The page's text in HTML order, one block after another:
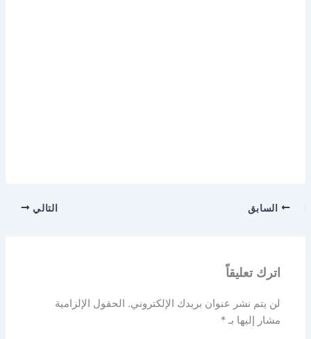
السابق التالي
اترك تعليقاً
لن يتم نشر عنوان بريدك الإلكتروني. الحقول الإلزامية
مشار إليها بـ*